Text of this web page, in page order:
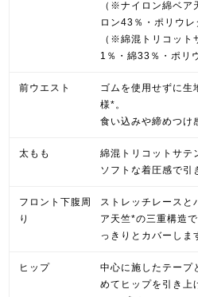
（※ナイロン綿ベア
ロン43％・ポリウ
（※綿混トリコット
1％・綿33％・ポリ
前ウエスト
ゴムを使用せずに生
様*。
食い込みや締めつけ
太もも
綿混トリコットサテ
ソフトな着圧感で引
フロント下腹周
り
ストレッチレースと
ア天竺*の三重構造
っきりとカバーしま
ヒップ
中心に施したテープ
めてヒップを引き上